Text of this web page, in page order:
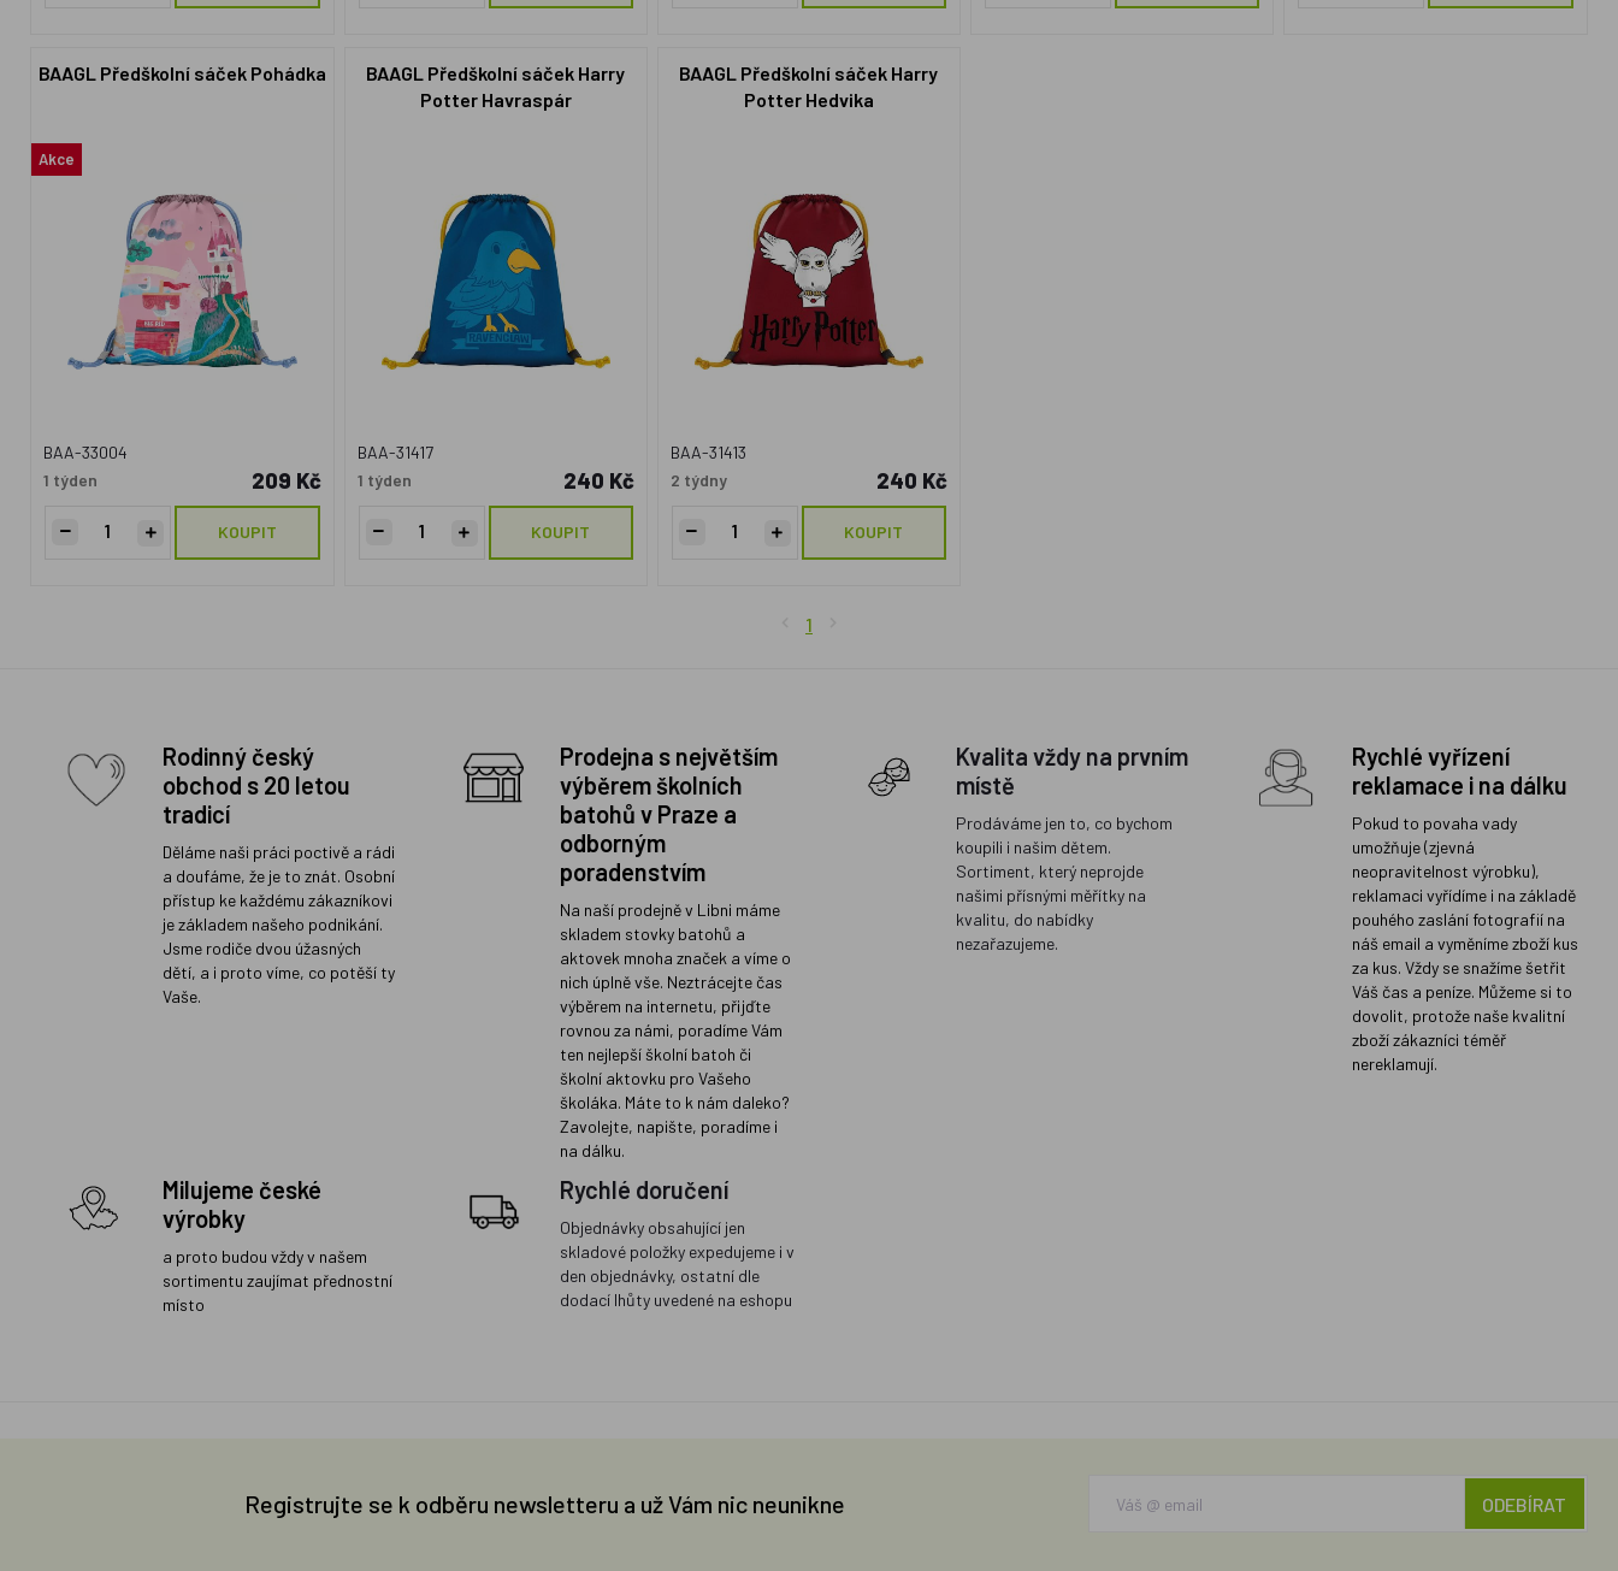
BAAGL Předškolní sáček Pohádka
Akce
BAA-33004
1 týden
209 Kč
KOUPIT
BAAGL Předškolní sáček Harry
Potter Havraspár
BAA-31417
1 týden
240 Kč
KOUPIT
BAAGL Předškolní sáček Harry
Potter Hedvika
BAA-31413
2 týdny
240 Kč
KOUPIT
1
Rodinný český
obchod s 20 letou
tradicí
Děláme naši práci poctivě a rádi
a doufáme, že je to znát. Osobní
přístup ke každému zákazníkovi
je základem našeho podnikání.
Jsme rodiče dvou úžasných
dětí, a i proto víme, co potěší ty
Vaše.
Prodejna s největším
výběrem školních
batohů v Praze a
odborným
poradenstvím
Na naší prodejně v Libni máme
skladem stovky batohů a
aktovek mnoha značek a víme o
nich úplně vše. Neztrácejte čas
výběrem na internetu, přijďte
rovnou za námi, poradíme Vám
ten nejlepší školní batoh či
školní aktovku pro Vašeho
školáka. Máte to k nám daleko?
Zavolejte, napište, poradíme i
na dálku.
Kvalita vždy na prvním
místě
Prodáváme jen to, co bychom
koupili i našim dětem.
Sortiment, který neprojde
našimi přísnými měřítky na
kvalitu, do nabídky
nezařazujeme.
Rychlé vyřízení
reklamace i na dálku
Pokud to povaha vady
umožňuje (zjevná
neopravitelnost výrobku),
reklamaci vyřídíme i na základě
pouhého zaslání fotografií na
náš email a vyměníme zboží kus
za kus. Vždy se snažíme šetřit
Váš čas a peníze. Můžeme si to
dovolit, protože naše kvalitní
zboží zákazníci téměř
nereklamují.
Milujeme české
výrobky
a proto budou vždy v našem
sortimentu zaujímat přednostní
místo
Rychlé doručení
Objednávky obsahující jen
skladové položky expedujeme i v
den objednávky, ostatní dle
dodací lhůty uvedené na eshopu
Registrujte se k odběru newsletteru a už Vám nic neunikne ODEBÍRAT